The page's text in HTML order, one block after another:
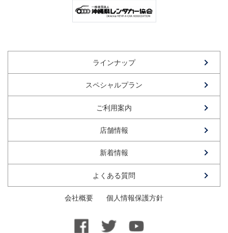
ラインナップ
スペシャルプラン
ご利用案内
店舗情報
新着情報
よくある質問
会社概要 個人情報保護方針